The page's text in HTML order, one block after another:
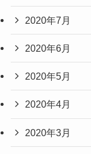
2020年7月
2020年6月
2020年5月
2020年4月
2020年3月